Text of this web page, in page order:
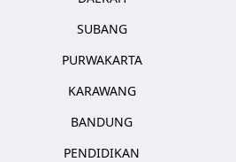
SUBANG
PURWAKARTA
KARAWANG
BANDUNG
PENDIDIKAN